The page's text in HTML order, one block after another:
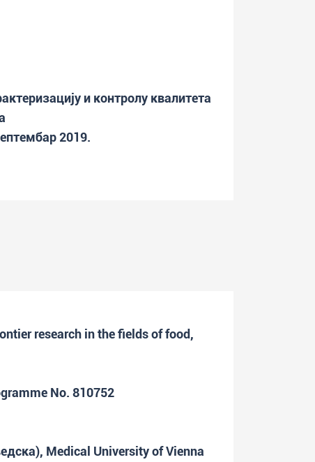
и контролу квалитета
2019.
research in the fields of food,
No. 810752
Medical University of Vienna